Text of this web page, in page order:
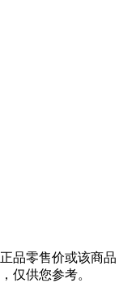
品零售价或该商品
仅供您参考。